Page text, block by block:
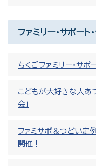
ファミリー・サポート
ちくごファミリー・サポ
こどもが大好きな人あ
会」
ファミサポ＆つどい定
開催！